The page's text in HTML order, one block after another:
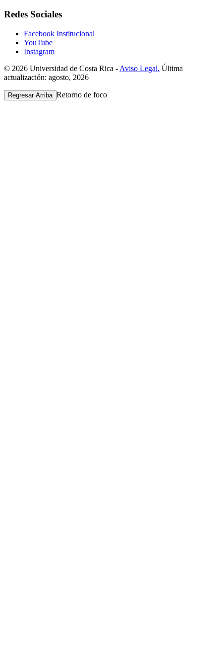
Redes Sociales
Facebook Institucional
YouTube
Instagram
© 2026 Universidad de Costa Rica - Aviso Legal. Última
actualización: agosto, 2026
Regresar Arriba Retorno de foco